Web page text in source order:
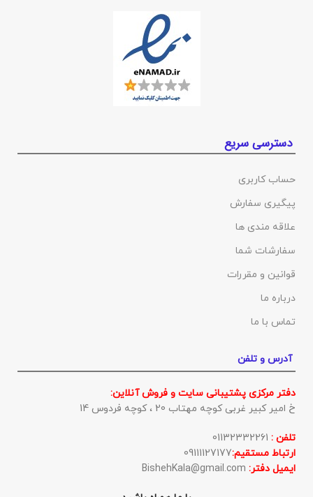
دسترسی سریع
حساب کاربری
پیگیری سفارش
علاقه مندی ها
سفارشات شما
قوانین و مقررات
درباره ما
تماس با ما
آدرس و تلفن
دفتر مرکزی پشتیبانی سایت و فروش آنلاین:
خ امیر کبیر غربی کوچه مهتاب 20 ، کوچه فردوس 14
تلفن :
ارتباط مستقیم:09111127177
ایمیل دفتر: